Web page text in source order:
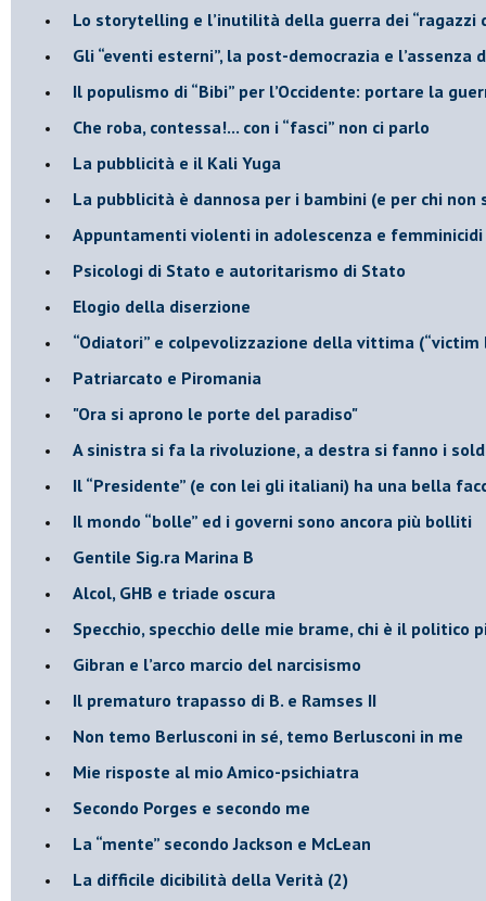
​Lo storytelling e l’inutilità della guerra dei “ragazzi
​Gli “eventi esterni”, la post-democrazia e
​Il populismo di “Bibi” per l’Occidente: portare la
​Che roba, contessa!... con i “fasci” non ci parlo
La pubblicità e il Kali Yuga
​La pubblicità è dannosa per i bambini (e per chi non
​Appuntamenti violenti in adolescenza e femminicidi
​Psicologi di Stato e autoritarismo di Stato
Elogio della diserzione
“Odiatori” e colpevolizzazione della vittima (“victim
​Patriarcato e Piromania
"Ora si aprono le porte del paradiso"
​A sinistra si fa la rivoluzione, a destra si fanno i
​Il “Presidente” (e con lei gli italiani) ha una bella
​Il mondo “bolle” ed i governi sono ancora più bolliti
​Gentile Sig.ra Marina B
​Alcol, GHB e triade oscura
​Specchio, specchio delle mie brame, chi è il politico
​Gibran e l’arco marcio del narcisismo
​Il prematuro trapasso di B. e Ramses II
​Non temo Berlusconi in sé, temo Berlusconi in me
​Mie risposte al mio Amico-psichiatra
​Secondo Porges e secondo me
​La “mente” secondo Jackson e McLean
La difficile dicibilità della Verità (2)